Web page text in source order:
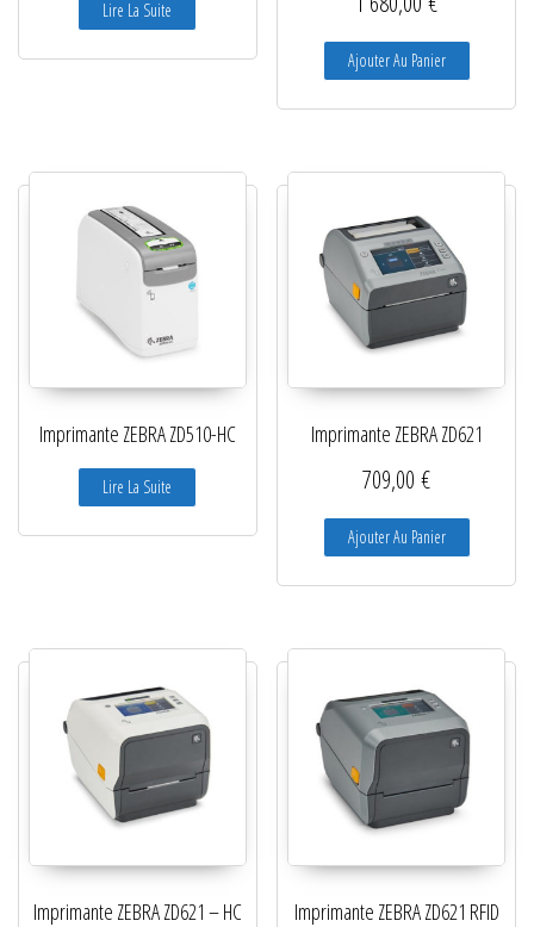
Lire La Suite
Ajouter Au Panier
Imprimante ZEBRA ZD510-HC
Lire La Suite
Imprimante ZEBRA ZD621
709,00€
Ajouter Au Panier
Imprimante ZEBRA ZD621 – HC Imprimante ZEBRA ZD621 RFID